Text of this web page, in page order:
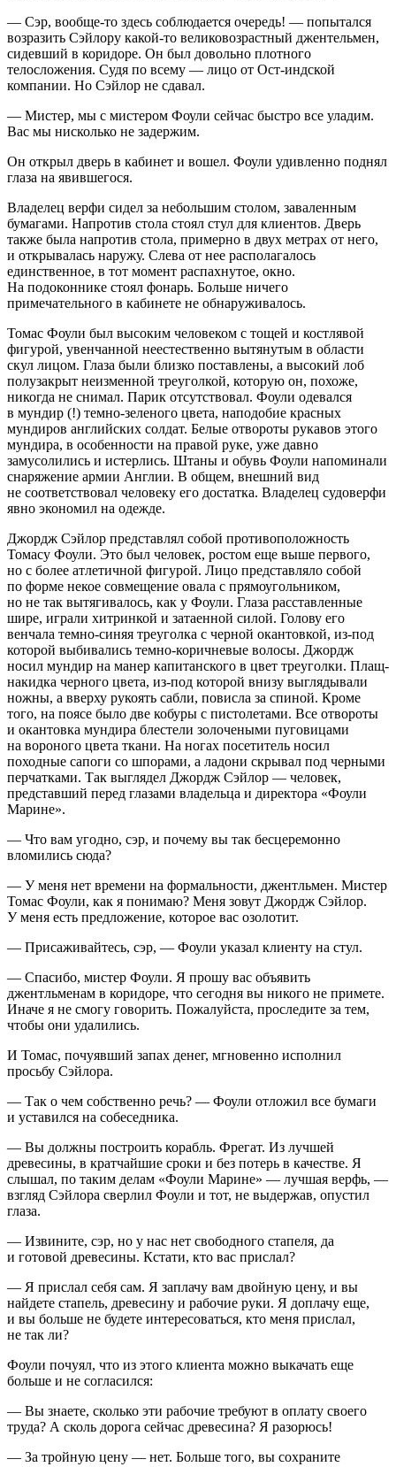
— Сэр, вообще-то здесь соблюдается очередь! — попытался
возразить Сэйлору какой-то великовозрастный джентельмен,
сидевший в коридоре. Он был довольно плотного
телосложения. Судя по всему — лицо от Ост-индской
компании. Но Сэйлор не сдавал.
— Мистер, мы с мистером Фоули сейчас быстро все уладим.
Вас мы нисколько не задержим.
Он открыл дверь в кабинет и вошел. Фоули удивленно поднял
глаза на явившегося.
Владелец верфи сидел за небольшим столом, заваленным
бумагами. Напротив стола стоял стул для клиентов. Дверь
также была напротив стола, примерно в двух метрах от него,
и открывалась наружу. Слева от нее располагалось
единственное, в тот момент распахнутое, окно.
На подоконнике стоял фонарь. Больше ничего
примечательного в кабинете не обнаруживалось.
Томас Фоули был высоким человеком с тощей и костлявой
фигурой, увенчанной неестественно вытянутым в области
скул лицом. Глаза были близко поставлены, а высокий лоб
полузакрыт неизменной треуголкой, которую он, похоже,
никогда не снимал. Парик отсутствовал. Фоули одевался
в мундир (!) темно-зеленого цвета, наподобие красных
мундиров английских солдат. Белые отвороты рукавов этого
мундира, в особенности на правой руке, уже давно
замусолились и истерлись. Штаны и обувь Фоули напоминали
снаряжение армии Англии. В общем, внешний вид
не соответствовал человеку его достатка. Владелец судоверфи
явно экономил на одежде.
Джордж Сэйлор представлял собой противоположность
Томасу Фоули. Это был человек, ростом еще выше первого,
но с более атлетичной фигурой. Лицо представляло собой
по форме некое совмещение овала с прямоугольником,
но не так вытягивалось, как у Фоули. Глаза расставленные
шире, играли хитринкой и затаенной силой. Голову его
венчала темно-синяя треуголка с черной окантовкой, из-под
которой выбивались темно-коричневые волосы. Джордж
носил мундир на манер капитанского в цвет треуголки. Плащ-
накидка черного цвета, из-под которой внизу выглядывали
ножны, а вверху рукоять сабли, повисла за спиной. Кроме
того, на поясе было две кобуры с пистолетами. Все отвороты
и окантовка мундира блестели золочеными пуговицами
на вороного цвета ткани. На ногах посетитель носил
походные сапоги со шпорами, а ладони скрывал под черными
перчатками. Так выглядел Джордж Сэйлор — человек,
представший перед глазами владельца и директора «Фоули
Марине».
— Что вам угодно, сэр, и почему вы так бесцеремонно
вломились сюда?
— У меня нет времени на формальности, джентльмен. Мистер
Томас Фоули, как я понимаю? Меня зовут Джордж Сэйлор.
У меня есть предложение, которое вас озолотит.
— Присаживайтесь, сэр, — Фоули указал клиенту на стул.
— Спасибо, мистер Фоули. Я прошу вас объявить
джентльменам в коридоре, что сегодня вы никого не примете.
Иначе я не смогу говорить. Пожалуйста, проследите за тем,
чтобы они удалились.
И Томас, почуявший запах денег, мгновенно исполнил
просьбу Сэйлора.
— Так о чем собственно речь? — Фоули отложил все бумаги
и уставился на собеседника.
— Вы должны построить корабль. Фрегат. Из лучшей
древесины, в кратчайшие сроки и без потерь в качестве. Я
слышал, по таким делам «Фоули Марине» — лучшая верфь, —
взгляд Сэйлора сверлил Фоули и тот, не выдержав, опустил
глаза.
— Извините, сэр, но у нас нет свободного стапеля, да
и готовой древесины. Кстати, кто вас прислал?
— Я прислал себя сам. Я заплачу вам двойную цену, и вы
найдете стапель, древесину и рабочие руки. Я доплачу еще,
и вы больше не будете интересоваться, кто меня прислал,
не так ли?
Фоули почуял, что из этого клиента можно выкачать еще
больше и не согласился:
— Вы знаете, сколько эти рабочие требуют в оплату своего
труда? А сколь дорога сейчас древесина? Я разорюсь!
— За тройную цену — нет. Больше того, вы сохраните